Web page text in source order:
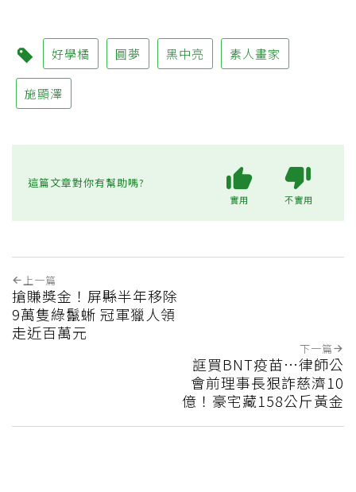
好學橘 圓夢 黑中亮 素人畫家
施顯澤
這篇文章對你有幫助嗎?
實用 不實用
上一篇
搶賺獎金！屏縣半年移除
9萬隻綠鬣蜥 冠軍獵人領
走近百萬元
下一篇
誆買BNT疫苗…律師公
會前理事長狠詐慈濟10
億！豪宅藏158公斤黃金